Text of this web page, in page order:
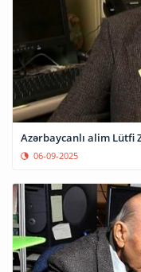
Azərbaycanlı alim Lütfi
06-09-2025